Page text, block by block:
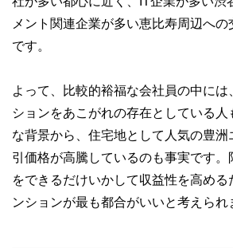
メント関連企業が多い恵比寿周辺へ
です。
よって、比較的裕福な会社員の中に
ションをあこがれの存在としている人
な背景から、住宅地として人気の豊洲
引価格が高騰しているのも事実です
をできるだけいかして収益性を高める
ンションが最も都合がいいと考えられ